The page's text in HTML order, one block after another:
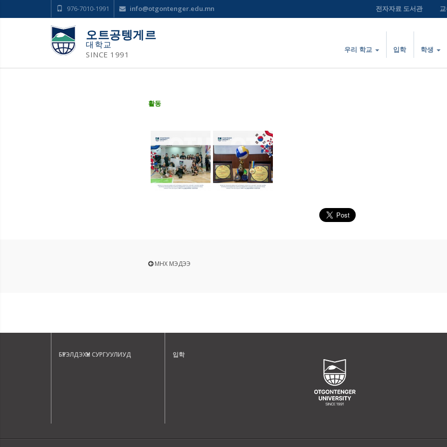
976-7010-1991 info@otgontenger.edu.mn 전자자료 도서관
오트공텡게르
대학교
SINCE 1991 우리 학교 입학 학생
활동
ӨМНӨХ МЭДЭЭ
БҮРЭЛДЭХҮҮН СУРГУУЛИУД 입학